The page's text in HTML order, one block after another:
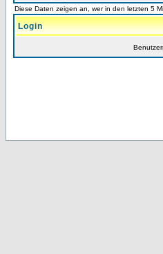
Diese Daten zeigen an, wer in den letzten 5
Login